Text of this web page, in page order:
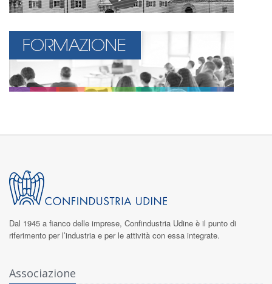
Dal 1945 a fianco delle imprese, Confindustria Udine è il punto di
riferimento per l’industria e per le attività con essa integrate.
Associazione